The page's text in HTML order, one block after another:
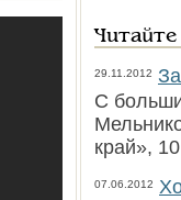
29.11.2012
С
край»,
07.06.2012